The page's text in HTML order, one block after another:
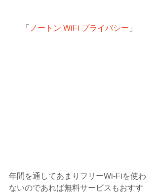
「 ノートン WiFi プライバシー 」
年間を通してあまりフリーWi-Fiを使わ
ないのであれば無料サービスもおすす